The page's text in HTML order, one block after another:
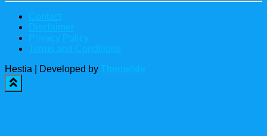
Contact
Disclaimer
Privacy Policy
Terms and Conditions
Hestia | Developed by ThemeIsle